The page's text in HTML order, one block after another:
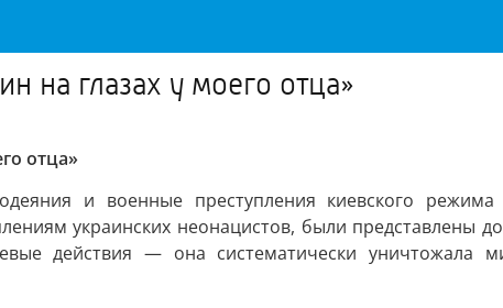
на глазах у моего отца»
отца»
и военные преступления киевского режима
украинских неонацистов, были представлены
действия — она систематически уничтожала